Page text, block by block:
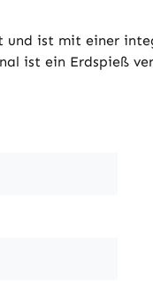
ist mit einer
ist ein Erdspieß